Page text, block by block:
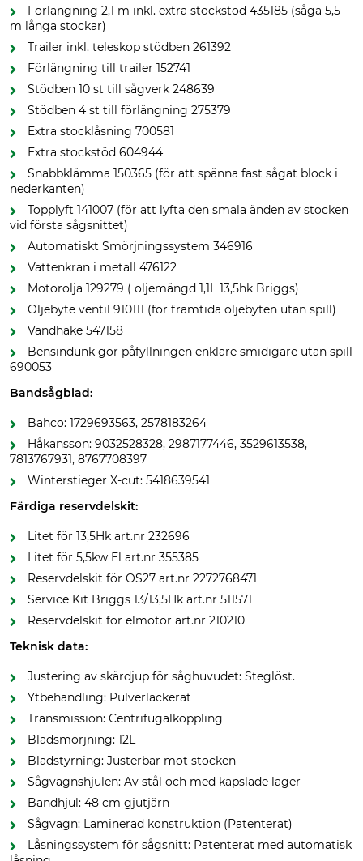
Förlängning 2,1 m inkl. extra stockstöd 435185 (såga 5,5
m långa stockar)
Trailer inkl. teleskop stödben 261392
Förlängning till trailer 152741
Stödben 10 st till sågverk 248639
Stödben 4 st till förlängning 275379
Extra stocklåsning 700581
Extra stockstöd 604944
Snabbklämma 150365 (för att spänna fast sågat block i
nederkanten)
Topplyft 141007 (för att lyfta den smala änden av stocken
vid första sågsnittet)
Automatiskt Smörjningssystem 346916
Vattenkran i metall 476122
Motorolja 129279 ( oljemängd 1,1L 13,5hk Briggs)
Oljebyte ventil 910111 (för framtida oljebyten utan spill)
Vändhake 547158
Bensindunk gör påfyllningen enklare smidigare utan spill
690053
Bandsågblad:
Bahco: 1729693563, 2578183264
Håkansson: 9032528328, 2987177446, 3529613538,
7813767931, 8767708397
Winterstieger X-cut: 5418639541
Färdiga reservdelskit:
Litet för 13,5Hk art.nr 232696
Litet för 5,5kw El art.nr 355385
Reservdelskit för OS27 art.nr 2272768471
Service Kit Briggs 13/13,5Hk art.nr 511571
Reservdelskit för elmotor art.nr 210210
Teknisk data:
Justering av skärdjup för såghuvudet: Steglöst.
Ytbehandling: Pulverlackerat
Transmission: Centrifugalkoppling
Bladsmörjning: 12L
Bladstyrning: Justerbar mot stocken
Sågvagnshjulen: Av stål och med kapslade lager
Bandhjul: 48 cm gjutjärn
Sågvagn: Laminerad konstruktion (Patenterat)
Låsningssystem för sågsnitt: Patenterat med automatisk